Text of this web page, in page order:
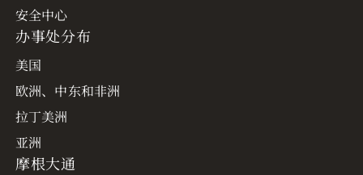
安全中心
办事处分布
美国
欧洲、中东和非洲
拉丁美洲
亚洲
摩根大通